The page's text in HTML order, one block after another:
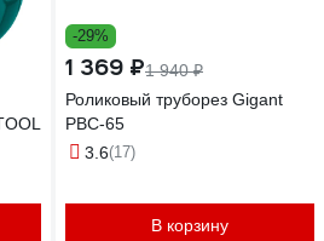
-29%
1 369 ₽1 940 ₽
Роликовый труборез Gigant
PBC-65
3.6(17)
В корзину